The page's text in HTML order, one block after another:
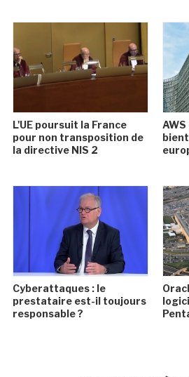
L'UE poursuit la France
pour non transposition de
la directive NIS 2
Cyberattaques : le
prestataire est-il toujours
responsable ?